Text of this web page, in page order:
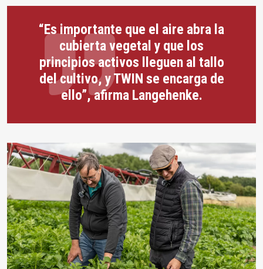
“Es importante que el aire abra la
cubierta vegetal y que los
principios activos lleguen al tallo
del cultivo, y TWIN se encarga de
ello”, afirma Langehenke.